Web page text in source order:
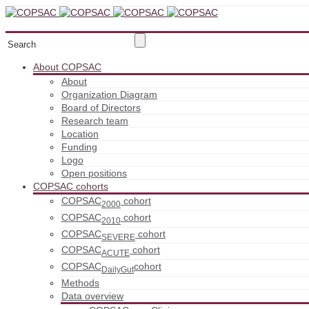
About COPSAC
About
Organization Diagram
Board of Directors
Research team
Location
Funding
Logo
Open positions
COPSAC cohorts
COPSAC2000 cohort
COPSAC2010 cohort
COPSACSEVERE cohort
COPSACACUTE cohort
COPSACDailyGutcohort
Methods
Data overview